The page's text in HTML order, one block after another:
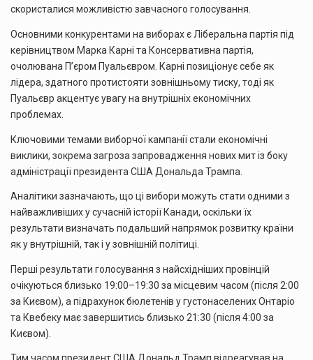
скористалися можливістю завчасного голосування.
Основними конкурентами на виборах є Ліберальна партія під
керівництвом Марка Карні та Консервативна партія,
очолювана П’єром Пуальєвром. Карні позиціонує себе як
лідера, здатного протистояти зовнішньому тиску, тоді як
Пуальєвр акцентує увагу на внутрішніх економічних
проблемах.
Ключовими темами виборчої кампанії стали економічні
виклики, зокрема загроза запровадження нових мит із боку
адміністрації президента США Дональда Трампа.
Аналітики зазначають, що ці вибори можуть стати одними з
найважливіших у сучасній історії Канади, оскільки їх
результати визначать подальший напрямок розвитку країни
як у внутрішній, так і у зовнішній політиці.
Перші результати голосування з найсхідніших провінцій
очікуються близько 19:00–19:30 за місцевим часом (після 2:00
за Києвом), а підрахунок бюлетенів у густонаселених Онтаріо
та Квебеку має завершитись близько 21:30 (після 4:00 за
Києвом).